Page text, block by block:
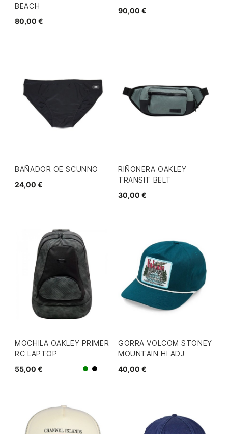
BEACH
80,00 €
90,00 €
BAÑADOR OE SCUNNO
24,00 €
RIÑONERA OAKLEY
TRANSIT BELT
30,00 €
MOCHILA OAKLEY PRIMER
RC LAPTOP
55,00 €
VerdeNegro/Gris
GORRA VOLCOM STONEY
MOUNTAIN HI ADJ
40,00 €